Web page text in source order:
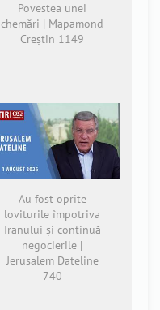
Povestea unei
chemări | Mapamond
Creștin 1149
Au fost oprite
loviturile împotriva
Iranului și continuă
negocierile |
Jerusalem Dateline
740